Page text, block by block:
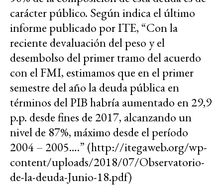
carácter público. Según indica el último
informe publicado por ITE, “Con la
reciente devaluación del peso y el
desembolso del primer tramo del acuerdo
con el FMI, estimamos que en el primer
semestre del año la deuda pública en
términos del PIB habría aumentado en 29,9
p.p. desde fines de 2017, alcanzando un
nivel de 87%, máximo desde el período
2004 – 2005….” (http://itegaweb.org/wp-
content/uploads/2018/07/Observatorio-
de-la-deuda-Junio-18.pdf)